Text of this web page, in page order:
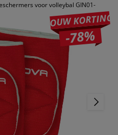
voor volleybal GIN01-
JOUW KORTING
-78%